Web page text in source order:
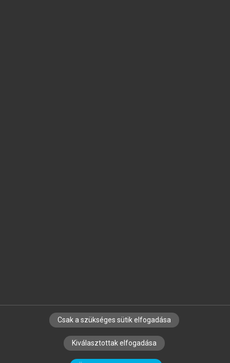
SZERZŐKNEK CÉGEKNEK KÖNYVTÁROSOKNAK
SZERKESZTÉSI ÉS LEKTORÁLÁSI ALAPELVEK
Csak a szükséges sütik elfogadása
Kiválasztottak elfogadása